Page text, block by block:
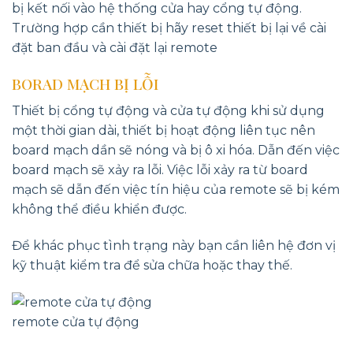
bị kết nối vào hệ thống cửa hay cổng tự động.
Trường hợp cần thiết bị hãy reset thiết bị lại về cài
đặt ban đầu và cài đặt lại remote
BORAD MẠCH BỊ LỖI
Thiết bị cổng tự động và cửa tự động khi sử dụng
một thời gian dài, thiết bị hoạt động liên tục nên
board mạch dần sẽ nóng và bị ô xi hóa. Dẫn đến việc
board mạch sẽ xảy ra lỗi. Việc lỗi xảy ra từ board
mạch sẽ dẫn đến việc tín hiệu của remote sẽ bị kém
không thể điều khiển được.
Để khác phục tình trạng này bạn cần liên hệ đơn vị
kỹ thuật kiểm tra để sửa chữa hoặc thay thế.
remote cửa tự động